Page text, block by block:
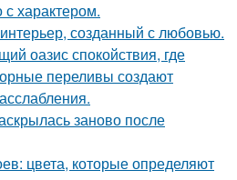
характером.
созданный с любовью.
оазис спокойствия, где
переливы создают
заново после
цвета, которые определяют